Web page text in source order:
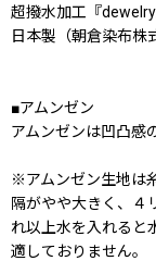
超撥水加工『dewelry
日本製（朝倉染布株
■アムンゼン
アムンゼンは凹凸感
※アムンゼン生地は
隔がやや大きく、４
れ以上水を入れると
適しておりません。